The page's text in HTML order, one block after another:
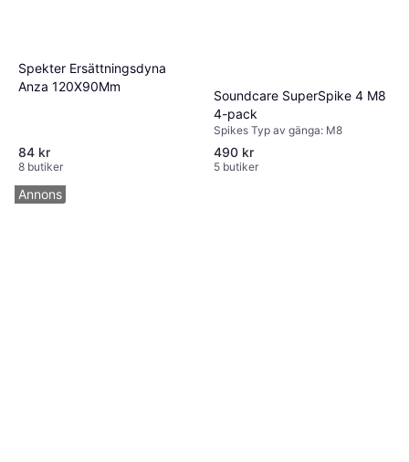
Spekter Ersättningsdyna
Anza 120X90Mm
84 kr
8 butiker
Soundcare SuperSpike 4 M8
4-pack
Spikes Typ av gänga: M8
490 kr
5 butiker
Annons